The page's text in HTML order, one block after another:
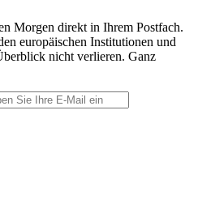
Morgen direkt in Ihrem Postfach.
europäischen Institutionen und
nicht verlieren. Ganz